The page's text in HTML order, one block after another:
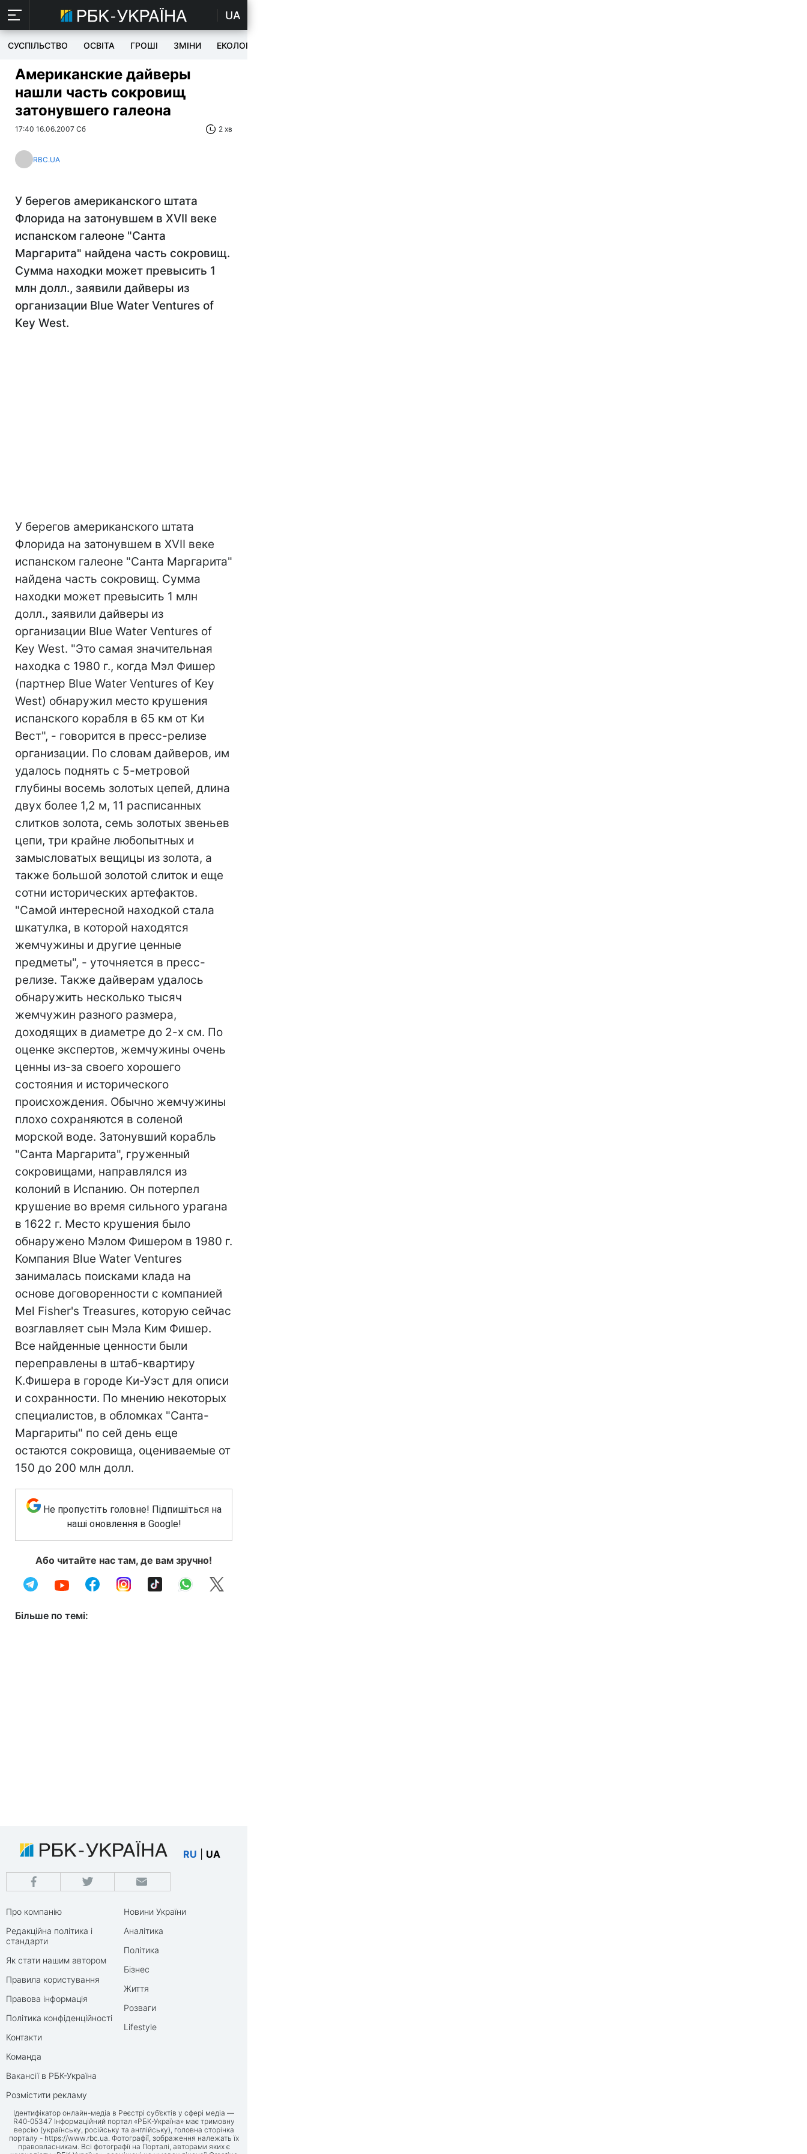
UA
СУСПІЛЬСТВО ОСВІТА ГРОШІ ЗМІНИ ЕКОЛОГІЯ
Американские дайверы
нашли часть сокровищ
затонувшего галеона
17:40 16.06.2007 Сб 2 хв
RBC.UA
У берегов американского штата
Флорида на затонувшем в XVII веке
испанском галеоне "Санта
Маргарита" найдена часть сокровищ.
Сумма находки может превысить 1
млн долл., заявили дайверы из
организации Blue Water Ventures of
Key West.
У берегов американского штата
Флорида на затонувшем в XVII веке
испанском галеоне "Санта Маргарита"
найдена часть сокровищ. Сумма
находки может превысить 1 млн
долл., заявили дайверы из
организации Blue Water Ventures of
Key West. "Это самая значительная
находка с 1980 г., когда Мэл Фишер
(партнер Blue Water Ventures of Key
West) обнаружил место крушения
испанского корабля в 65 км от Ки
Вест", - говорится в пресс-релизе
организации. По словам дайверов, им
удалось поднять с 5-метровой
глубины восемь золотых цепей, длина
двух более 1,2 м, 11 расписанных
слитков золота, семь золотых звеньев
цепи, три крайне любопытных и
замысловатых вещицы из золота, а
также большой золотой слиток и еще
сотни исторических артефактов.
"Самой интересной находкой стала
шкатулка, в которой находятся
жемчужины и другие ценные
предметы", - уточняется в пресс-
релизе. Также дайверам удалось
обнаружить несколько тысяч
жемчужин разного размера,
доходящих в диаметре до 2-х см. По
оценке экспертов, жемчужины очень
ценны из-за своего хорошего
состояния и исторического
происхождения. Обычно жемчужины
плохо сохраняются в соленой
морской воде. Затонувший корабль
"Санта Маргарита", груженный
сокровищами, направлялся из
колоний в Испанию. Он потерпел
крушение во время сильного урагана
в 1622 г. Место крушения было
обнаружено Мэлом Фишером в 1980 г.
Компания Blue Water Ventures
занималась поисками клада на
основе договоренности с компанией
Mel Fisher's Treasures, которую сейчас
возглавляет сын Мэла Ким Фишер.
Все найденные ценности были
переправлены в штаб-квартиру
К.Фишера в городе Ки-Уэст для описи
и сохранности. По мнению некоторых
специалистов, в обломках "Санта-
Маргариты" по сей день еще
остаются сокровища, оцениваемые от
150 до 200 млн долл.
Не пропустіть головне! Підпишіться на
наші оновлення в Google!
Або читайте нас там, де вам зручно!
Більше по темі:
RU UA
Про компанію
Редакційна політика і
стандарти
Як стати нашим автором
Правила користування
Правова інформація
Політика конфіденційності
Контакти
Команда
Вакансії в РБК-Україна
Розмістити рекламу
Новини України
Аналітика
Політика
Бізнес
Життя
Розваги
Lifestyle
Ідентифікатор онлайн-медіа в Реєстрі суб’єктів у сфері медіа —
R40-05347 Інформаційний портал «РБК-Україна» має тримовну
версію (українську, російську та англійську), головна сторінка
порталу - https://www.rbc.ua. Фотографії, зображення належать їх
правовласникам. Всі фотографії на Порталі, авторами яких є